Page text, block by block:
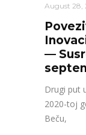
August 28,
—
Drugi put
2020-toj
Beču,